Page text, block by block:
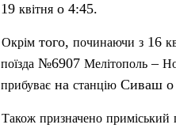
19 квітня о 4:45.
Окрім того, починаючи з 16
поїзда №6907 Мелітополь –
прибуває на станцію Сиваш о
Також призначено приміський